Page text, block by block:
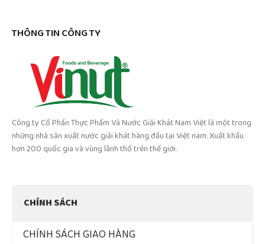
THÔNG TIN CÔNG TY
Công ty Cổ Phần Thực Phẩm Và Nước Giải Khát Nam Việt là một trong
những nhà sản xuất nước giải khát hàng đầu tại Việt nam. Xuất khẩu
hơn 200 quốc gia và vùng lãnh thổ trên thế giới.
CHÍNH SÁCH
CHÍNH SÁCH GIAO HÀNG